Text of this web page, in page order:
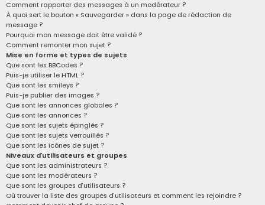
Comment rapporter des messages à un modérateur ?
À quoi sert le bouton « Sauvegarder » dans la page de rédaction de
message ?
Pourquoi mon message doit être validé ?
Comment remonter mon sujet ?
Mise en forme et types de sujets
Que sont les BBCodes ?
Puis-je utiliser le HTML ?
Que sont les smileys ?
Puis-je publier des images ?
Que sont les annonces globales ?
Que sont les annonces ?
Que sont les sujets épinglés ?
Que sont les sujets verrouillés ?
Que sont les icônes de sujet ?
Niveaux d’utilisateurs et groupes
Que sont les administrateurs ?
Que sont les modérateurs ?
Que sont les groupes d’utilisateurs ?
Où trouver la liste des groupes d’utilisateurs et comment les rejoindre ?